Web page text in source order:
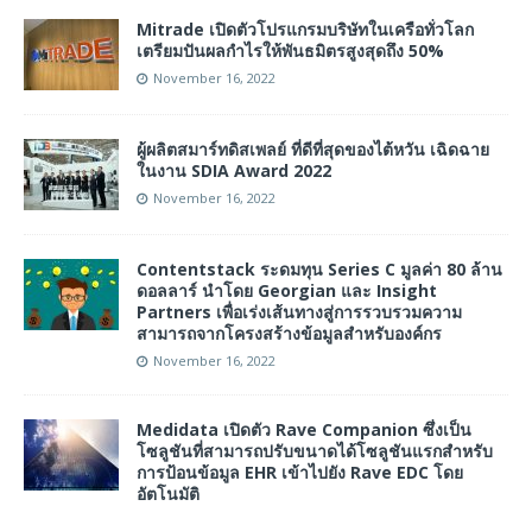
Mitrade เปิดตัวโปรแกรมบริษัทในเครือทั่วโลก
เตรียมปันผลกำไรให้พันธมิตรสูงสุดถึง 50%
November 16, 2022
ผู้ผลิตสมาร์ทดิสเพลย์ ที่ดีที่สุดของไต้หวัน เฉิดฉาย
ในงาน SDIA Award 2022
November 16, 2022
Contentstack ระดมทุน Series C มูลค่า 80 ล้าน
ดอลลาร์ นำโดย Georgian และ Insight
Partners เพื่อเร่งเส้นทางสู่การรวบรวมความ
สามารถจากโครงสร้างข้อมูลสำหรับองค์กร
November 16, 2022
Medidata เปิดตัว Rave Companion ซึ่งเป็น
โซลูชันที่สามารถปรับขนาดได้โซลูชันแรกสำหรับ
การป้อนข้อมูล EHR เข้าไปยัง Rave EDC โดย
อัตโนมัติ